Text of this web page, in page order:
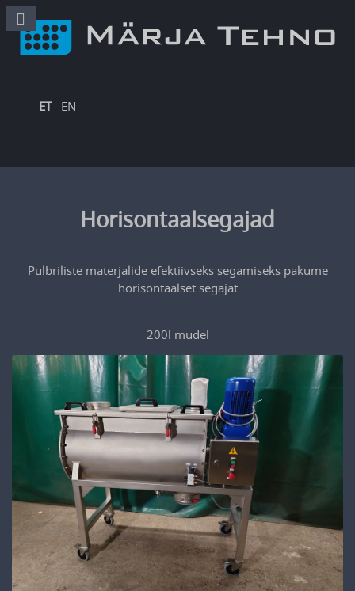
ET EN
Horisontaalsegajad
Pulbriliste materjalide efektiivseks segamiseks pakume
horisontaalset segajat
200l mudel